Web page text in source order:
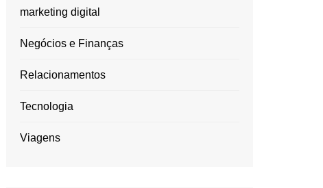
marketing digital
Negócios e Finanças
Relacionamentos
Tecnologia
Viagens